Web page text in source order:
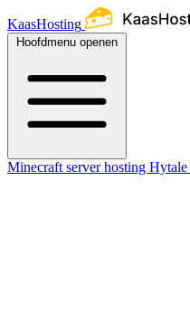
KaasHosting
Hoofdmenu openen
Minecraft server hosting Hytale